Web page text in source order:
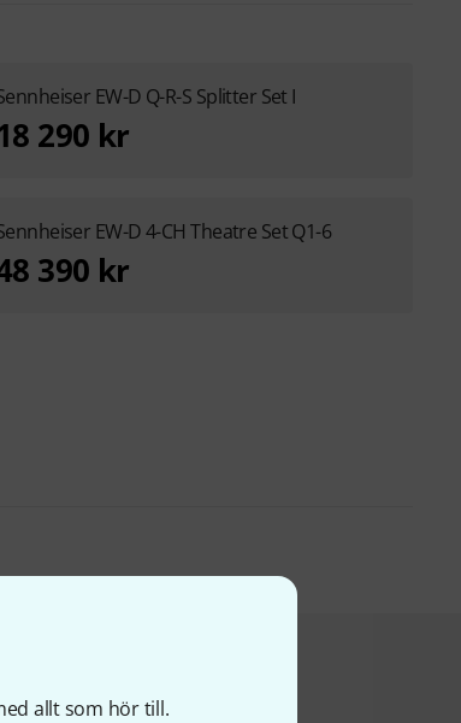
allt som hör till.
EW-D Q-R-S Splitter Set I
290 kr
EW-D 4-CH Theatre Set Q1-6
390 kr
köpte